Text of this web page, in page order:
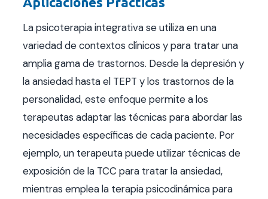
La psicoterapia integrativa se utiliza en una
variedad de contextos clínicos y para tratar una
amplia gama de trastornos. Desde la depresión y
la ansiedad hasta el TEPT y los trastornos de la
personalidad, este enfoque permite a los
terapeutas adaptar las técnicas para abordar las
necesidades específicas de cada paciente. Por
ejemplo, un terapeuta puede utilizar técnicas de
exposición de la TCC para tratar la ansiedad,
mientras emplea la terapia psicodinámica para